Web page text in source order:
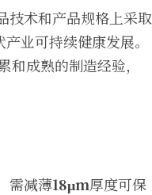
技术和产品规格上采取
业可持续健康发展。
成熟的制造经验，
需减薄18μm厚度可保